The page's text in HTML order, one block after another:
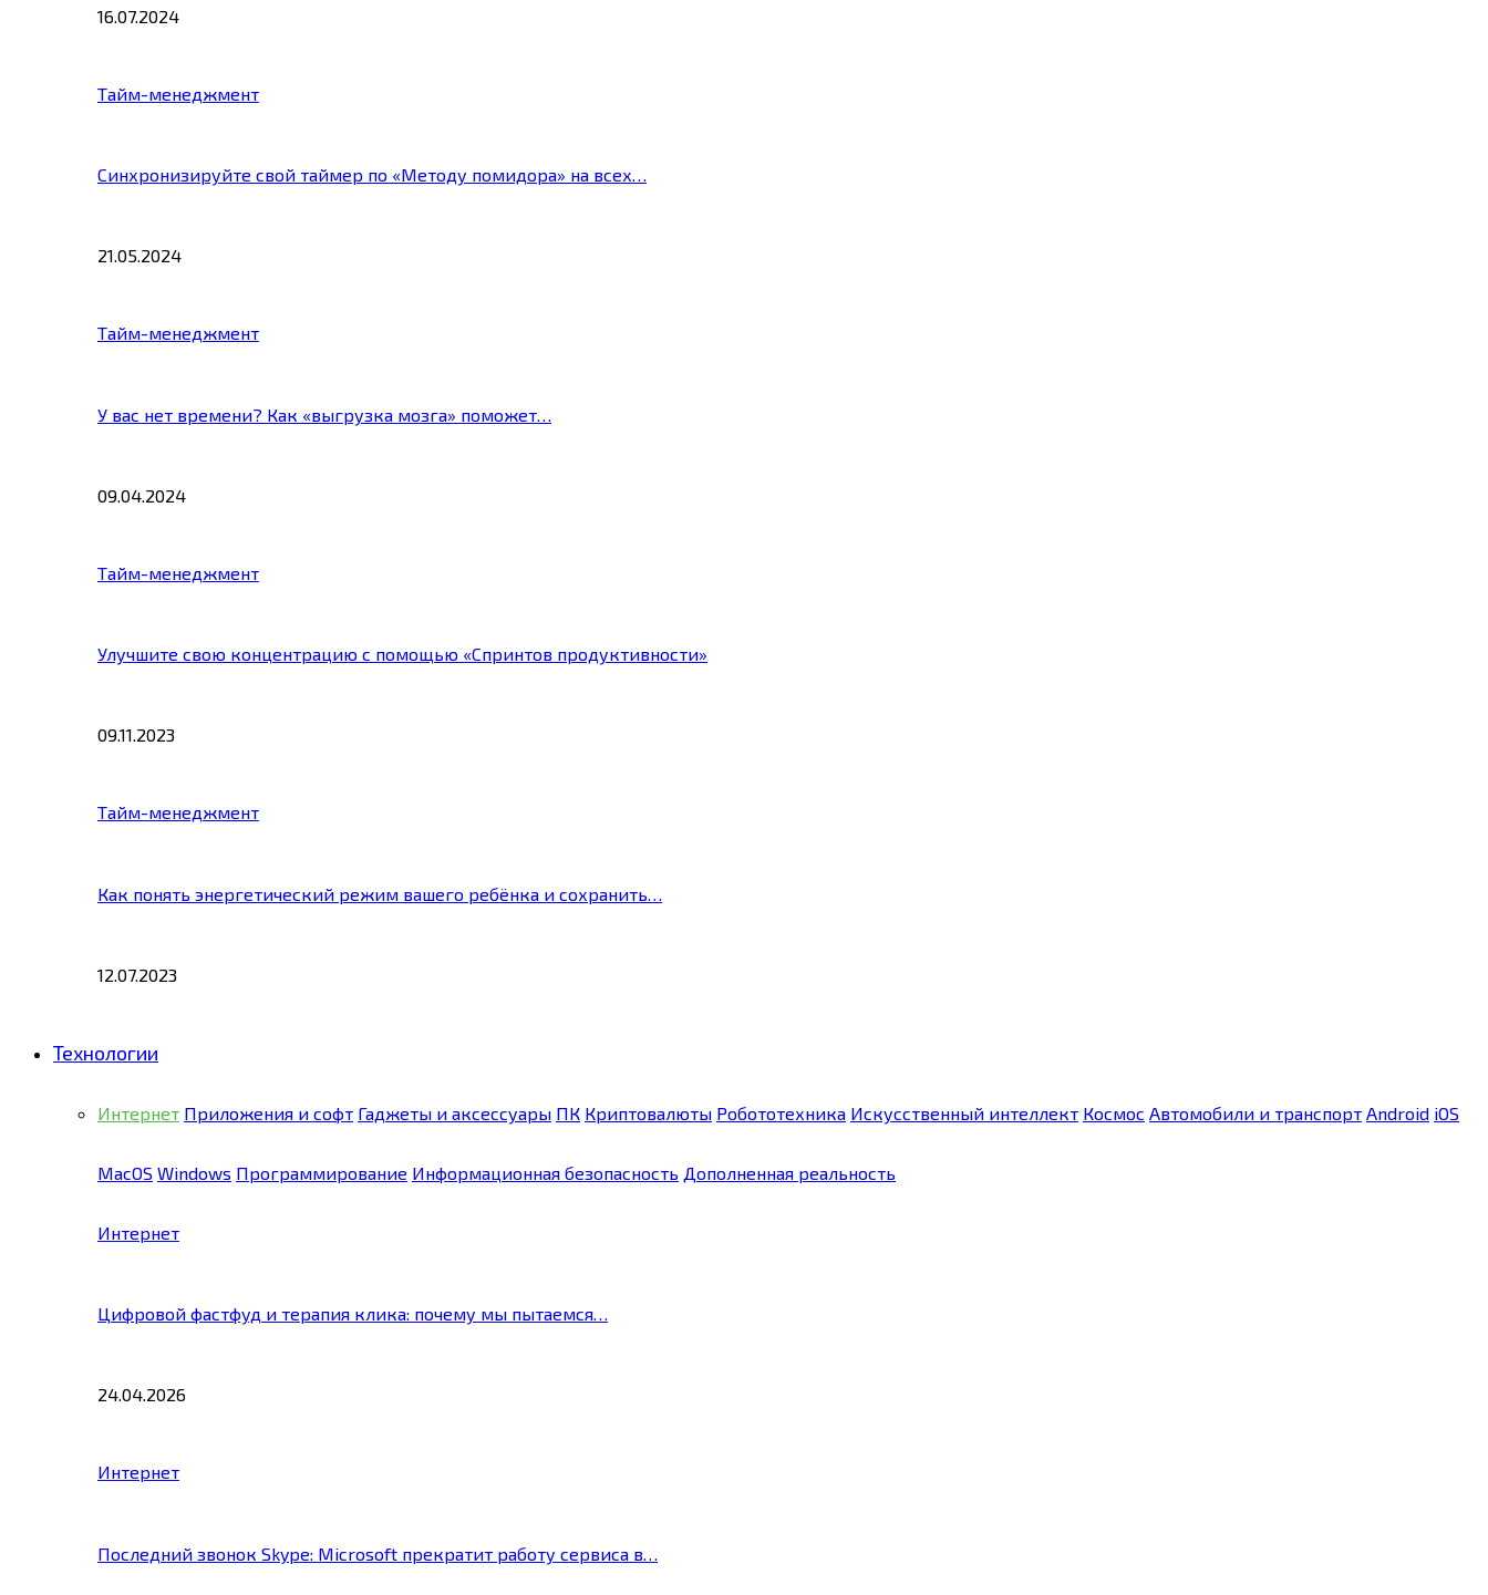
16.07.2024
Тайм-менеджмент
Синхронизируйте свой таймер по «Методу помидора» на всех…
21.05.2024
Тайм-менеджмент
У вас нет времени? Как «выгрузка мозга» поможет…
09.04.2024
Тайм-менеджмент
Улучшите свою концентрацию с помощью «Спринтов продуктивности»
09.11.2023
Тайм-менеджмент
Как понять энергетический режим вашего ребёнка и сохранить…
12.07.2023
Технологии
Интернет Приложения и софт Гаджеты и аксессуары ПК Криптовалюты Робототехника Искусственный интеллект Космос Автомобили и транспорт Android iOS
MacOS Windows Программирование Информационная безопасность Дополненная реальность
Интернет
Цифровой фастфуд и терапия клика: почему мы пытаемся…
24.04.2026
Интернет
Последний звонок Skype: Microsoft прекратит работу сервиса в…